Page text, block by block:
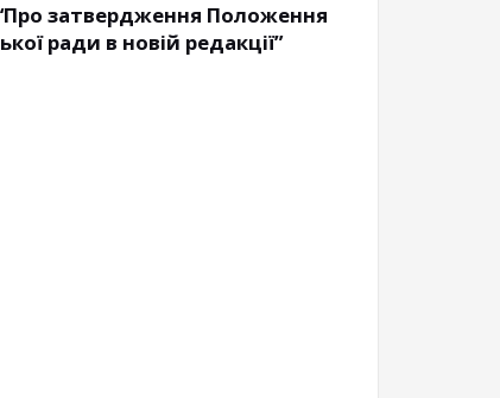
затвердження Положення
ради в новій редакції”